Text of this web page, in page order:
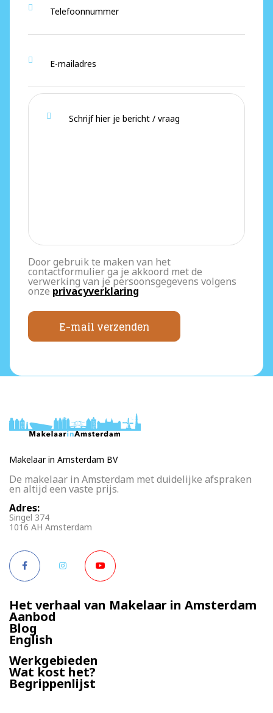
Door gebruik te maken van het
contactformulier ga je akkoord met de
verwerking van je persoonsgegevens volgens
onze privacyverklaring
E-mail verzenden
Makelaar in Amsterdam BV
De makelaar in Amsterdam met duidelijke afspraken
en altijd een vaste prijs.
Adres:
Singel 374
1016 AH Amsterdam
Het verhaal van Makelaar in Amsterdam
Aanbod
Blog
English
Werkgebieden
Wat kost het?
Begrippenlijst